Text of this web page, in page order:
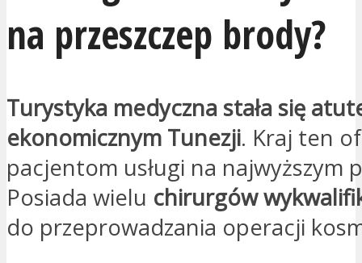
na przeszczep brody?
Turystyka medyczna stała się
ekonomicznym Tunezji. Kraj ten
pacjentom usługi na najwyższym
Posiada wielu chirurgów
do przeprowadzania operacji